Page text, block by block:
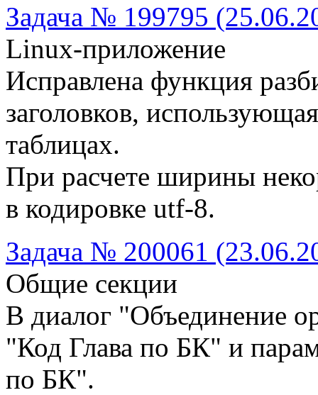
Задача № 199795
Linux-приложение
Исправлена функция
заголовков,
таблицах.
При расчете ширины
в кодировке utf-8.
Задача № 200061
Общие секции
В диалог "Объединение
"Код Глава по БК" и
по БК".